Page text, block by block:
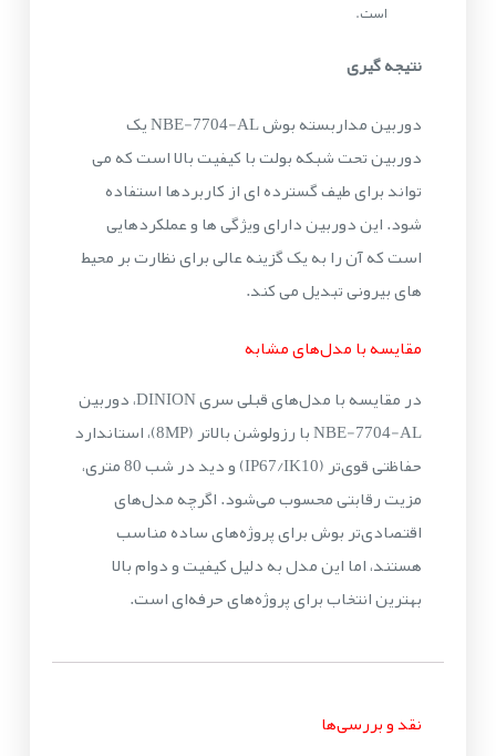
است.
نتیجه گیری
دوربین مداربسته بوش NBE-7704-AL یک
دوربین تحت شبکه بولت با کیفیت بالا است که می
تواند برای طیف گسترده ای از کاربردها استفاده
شود. این دوربین دارای ویژگی ها و عملکردهایی
است که آن را به یک گزینه عالی برای نظارت بر محیط
های بیرونی تبدیل می کند.
مقایسه با مدل‌های مشابه
در مقایسه با مدل‌های قبلی سری DINION، دوربین
NBE-7704-AL با رزولوشن بالاتر (8MP)، استاندارد
حفاظتی قوی‌تر (IP67/IK10) و دید در شب 80 متری،
مزیت رقابتی محسوب می‌شود. اگرچه مدل‌های
اقتصادی‌تر بوش برای پروژه‌های ساده مناسب
هستند، اما این مدل به دلیل کیفیت و دوام بالا
بهترین انتخاب برای پروژه‌های حرفه‌ای است.
نقد و بررسی‌ها